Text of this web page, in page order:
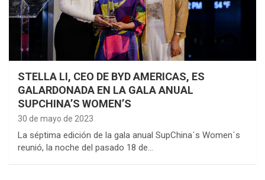
STELLA LI, CEO DE BYD AMERICAS, ES
GALARDONADA EN LA GALA ANUAL
SUPCHINA’S WOMEN’S
30 de mayo de 2023
La séptima edición de la gala anual SupChina´s Women´s
reunió, la noche del pasado 18 de…